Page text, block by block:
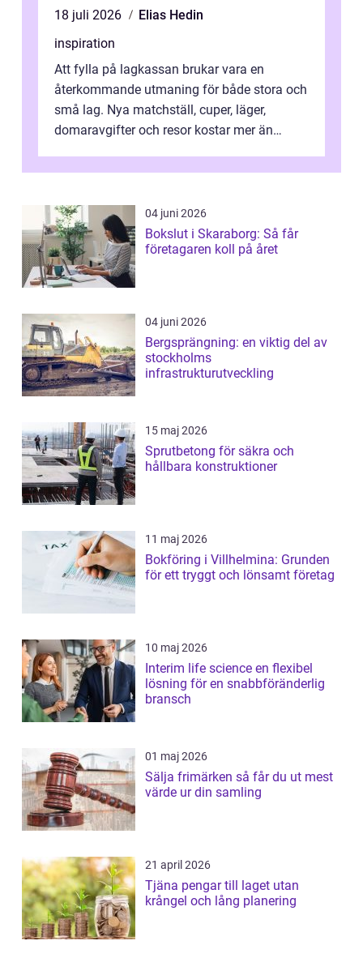
18 juli 2026
Elias Hedin
inspiration
Att fylla på lagkassan brukar vara en
återkommande utmaning för både stora och
små lag. Nya matchställ, cuper, läger,
domaravgifter och resor kostar mer än
behöver...
04 juni 2026
Bokslut i Skaraborg: Så får
företagaren koll på året
04 juni 2026
Bergsprängning: en viktig del av
stockholms
infrastrukturutveckling
15 maj 2026
Sprutbetong för säkra och
hållbara konstruktioner
11 maj 2026
Bokföring i Villhelmina: Grunden
för ett tryggt och lönsamt företag
10 maj 2026
Interim life science en flexibel
lösning för en snabbföränderlig
bransch
01 maj 2026
Sälja frimärken så får du ut mest
värde ur din samling
21 april 2026
Tjäna pengar till laget utan
krångel och lång planering